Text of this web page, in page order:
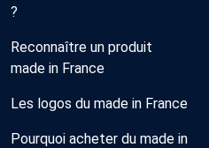
?
Reconnaître un produit
made in France
Les logos du made in France
Pourquoi acheter du made in